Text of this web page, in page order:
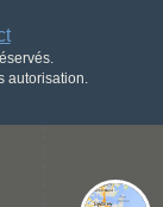
autorisation.